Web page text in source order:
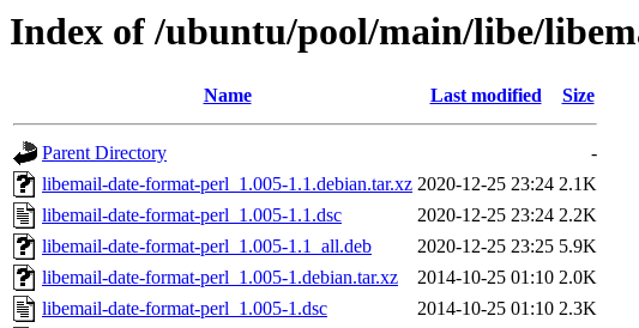
Index of /ubuntu/pool/main/libe/
Name Last modified Size
Parent Directory
-
libemail-date-format-perl_1.005-1.1.debian.tar.xz 2020-12-25 23:24 2.1K
libemail-date-format-perl_1.005-1.1.dsc
2020-12-25 23:24 2.2K
libemail-date-format-perl_1.005-1.1_all.deb
2020-12-25 23:25 5.9K
libemail-date-format-perl_1.005-1.debian.tar.xz
2014-10-25 01:10 2.0K
libemail-date-format-perl_1.005-1.dsc
2014-10-25 01:10 2.3K